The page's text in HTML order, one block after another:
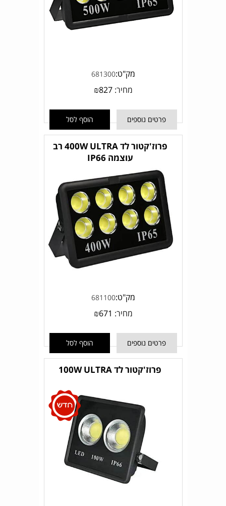
מק"ט:681300
מחיר: ₪827
פרטים נוספים הוסף לסל
פרוז'קטור לד 400W ULTRA רב
עוצמה IP66
מק"ט:681100
מחיר: ₪671
פרטים נוספים הוסף לסל
פרוז'קטור לד 100W ULTRA